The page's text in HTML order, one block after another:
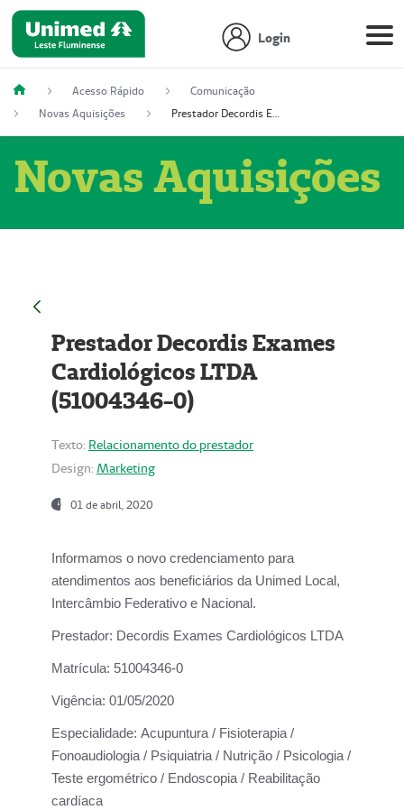
Login
Acesso Rápido
Comunicação
Novas Aquisições
Prestador Decordis Exames Cardiológicos LTDA (51004346-0)
Novas Aquisições
Prestador Decordis Exames
Cardiológicos LTDA
(51004346-0)
Texto: Relacionamento do prestador
Design: Marketing
01 de abril, 2020
Informamos o novo credenciamento para
atendimentos aos beneficiários da Unimed Local,
Intercâmbio Federativo e Nacional.
Prestador: Decordis Exames Cardiológicos LTDA
Matrícula: 51004346-0
Vigência: 01/05/2020
Especialidade: Acupuntura / Fisioterapia /
Fonoaudiologia / Psiquiatria / Nutrição / Psicologia /
Teste ergométrico / Endoscopia / Reabilitação
cardíaca